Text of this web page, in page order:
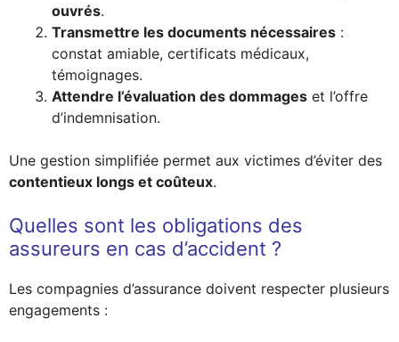
ouvrés.
Transmettre les documents nécessaires :
constat amiable, certificats médicaux,
témoignages.
Attendre l’évaluation des dommages et l’offre
d’indemnisation.
Une gestion simplifiée permet aux victimes d’éviter des
contentieux longs et coûteux.
Quelles sont les obligations des
assureurs en cas d’accident ?
Les compagnies d’assurance doivent respecter plusieurs
engagements :